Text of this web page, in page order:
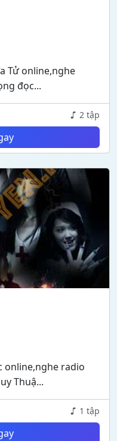
Tử online,nghe
đọc...
2 tập
online,nghe radio
Thuậ...
1 tập